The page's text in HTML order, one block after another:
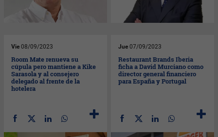
Vie 08/09/2023
Room Mate renueva su
cúpula pero mantiene a Kike
Sarasola y al consejero
delegado al frente de la
hotelera
Jue 07/09/2023
Restaurant Brands Iberia
ficha a David Murciano como
director general financiero
para España y Portugal